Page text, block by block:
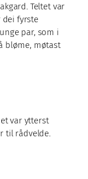
Teltet var
dei fyrste
par, som i
bløme, møtast
var ytterst
til rådvelde.